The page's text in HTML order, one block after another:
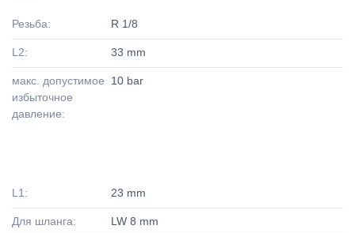
Резьба: R 1/8
L2: 33 mm
макс. допустимое
избыточное
давление:
10 bar
L1: 23 mm
Для шланга: LW 8 mm